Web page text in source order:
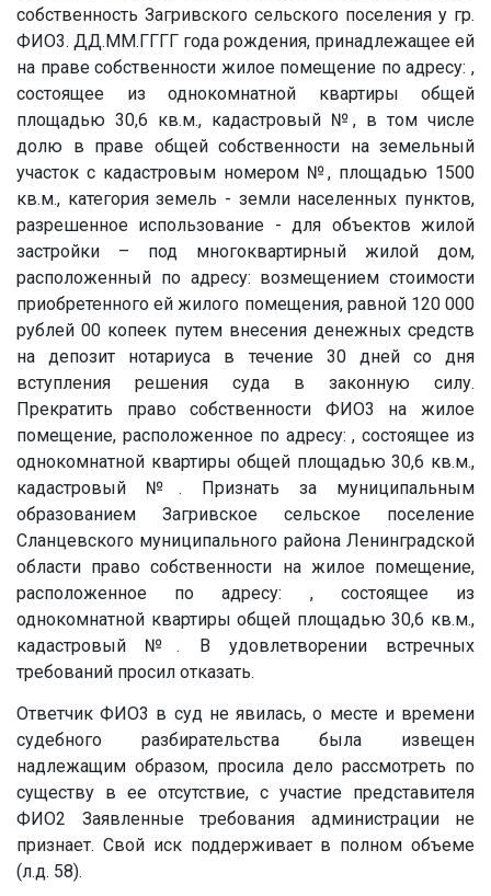
собственность Загривского сельского поселения у гр.
ФИО3. ДД.ММ.ГГГГ года рождения, принадлежащее ей
на праве собственности жилое помещение по адресу: ,
состоящее из однокомнатной квартиры общей
площадью 30,6 кв.м., кадастровый №, в том числе
долю в праве общей собственности на земельный
участок с кадастровым номером №, площадью 1500
кв.м., категория земель - земли населенных пунктов,
разрешенное использование - для объектов жилой
застройки – под многоквартирный жилой дом,
расположенный по адресу: возмещением стоимости
приобретенного ей жилого помещения, равной 120 000
рублей 00 копеек путем внесения денежных средств
на депозит нотариуса в течение 30 дней со дня
вступления решения суда в законную силу.
Прекратить право собственности ФИО3 на жилое
помещение, расположенное по адресу: , состоящее из
однокомнатной квартиры общей площадью 30,6 кв.м.,
кадастровый № . Признать за муниципальным
образованием Загривское сельское поселение
Сланцевского муниципального района Ленинградской
области право собственности на жилое помещение,
расположенное по адресу: , состоящее из
однокомнатной квартиры общей площадью 30,6 кв.м.,
кадастровый № . В удовлетворении встречных
требований просил отказать.
ОтветчикФИО3 в суд не явилась, о месте и времени
судебного разбирательства была извещен
надлежащим образом, просила дело рассмотреть по
существу в ее отсутствие, с участие представителя
ФИО2 Заявленные требования администрации не
признает. Свой иск поддерживает в полном объеме
(л.д. 58).